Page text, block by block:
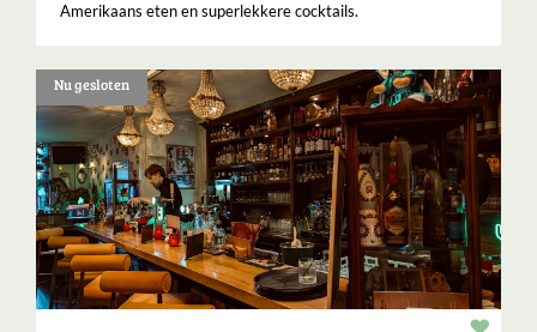
Amerikaans eten en superlekkere cocktails.
Nu gesloten